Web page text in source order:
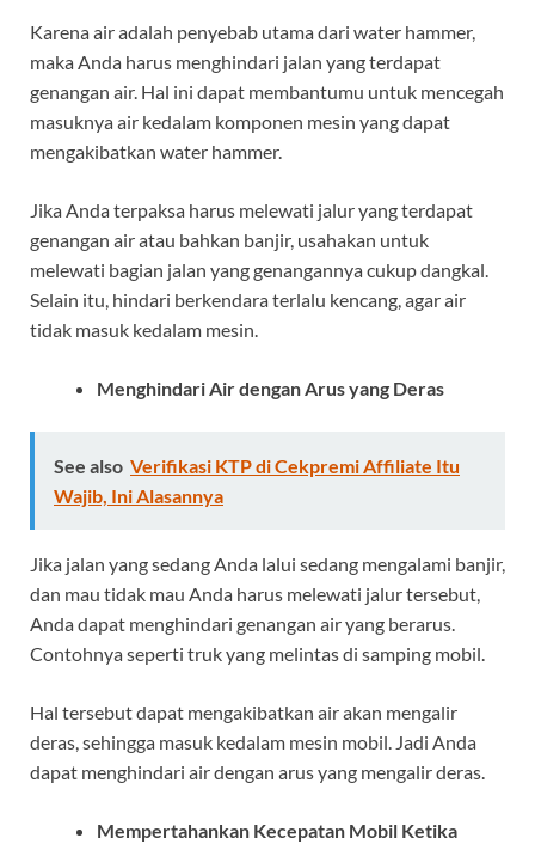
Karena air adalah penyebab utama dari water hammer,
maka Anda harus menghindari jalan yang terdapat
genangan air. Hal ini dapat membantumu untuk mencegah
masuknya air kedalam komponen mesin yang dapat
mengakibatkan water hammer.
Jika Anda terpaksa harus melewati jalur yang terdapat
genangan air atau bahkan banjir, usahakan untuk
melewati bagian jalan yang genangannya cukup dangkal.
Selain itu, hindari berkendara terlalu kencang, agar air
tidak masuk kedalam mesin.
Menghindari Air dengan Arus yang Deras
See also Verifikasi KTP di Cekpremi Affiliate Itu
Wajib, Ini Alasannya
Jika jalan yang sedang Anda lalui sedang mengalami banjir,
dan mau tidak mau Anda harus melewati jalur tersebut,
Anda dapat menghindari genangan air yang berarus.
Contohnya seperti truk yang melintas di samping mobil.
Hal tersebut dapat mengakibatkan air akan mengalir
deras, sehingga masuk kedalam mesin mobil. Jadi Anda
dapat menghindari air dengan arus yang mengalir deras.
Mempertahankan Kecepatan Mobil Ketika